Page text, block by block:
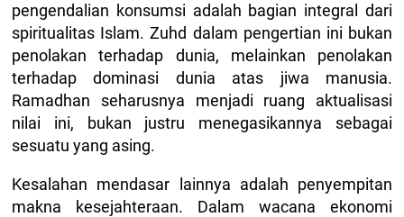
pengendalian konsumsi adalah bagian integral dari
spiritualitas Islam. Zuhd dalam pengertian ini bukan
penolakan terhadap dunia, melainkan penolakan
terhadap dominasi dunia atas jiwa manusia.
Ramadhan seharusnya menjadi ruang aktualisasi
nilai ini, bukan justru menegasikannya sebagai
sesuatu yang asing.
Kesalahan mendasar lainnya adalah penyempitan
makna kesejahteraan. Dalam wacana ekonomi